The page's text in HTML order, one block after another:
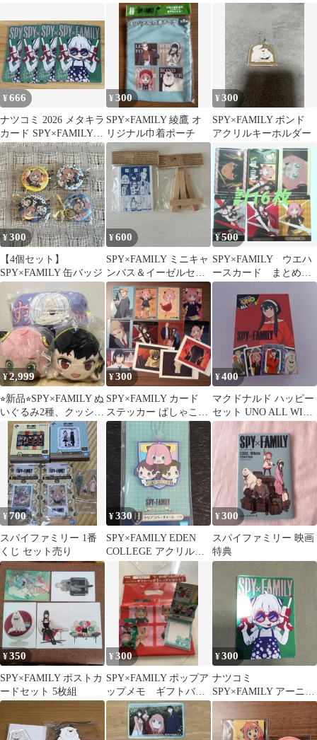
ォージャー コースター
¥666
ナツコミ 2026 メタキラ
カード SPY×FAMILY 4
枚セット
¥300
SPY×FAMILY 綾鷹 オ
リジナル巾着ポーチ
¥300
SPY×FAMILY ボンド
アクリルキーホルダー
¥300
【4個セット】
SPY×FAMILY 缶バッジ
¥600
SPY×FAMILY ミニキャ
ンバス＆イーゼルセッ
ト
¥500
SPY×FAMILY ウエハ
ースカード まとめ売
り
¥2,999
⭐︎新品⭐︎SPY×FAMILY ぬ
いぐるみ2種、クッショ
ンセット
¥300
SPY×FAMILY カード
ステッカー ぱしゃこれ
まとめ売り
¥400
マクドナルド ハッピー
セット UNO ALL WILD
スパイファミリー ヨル
¥700
スパイファミリー 1番
くじ セット売り
¥330
SPY×FAMILY EDEN
COLLEGE アクリルキ
ーホルダー
¥300
スパイファミリー 映画
特典
¥350
SPY×FAMILY ポストカ
ードセット 5枚組
¥300
SPY×FAMILY ポップア
ップメモ ギフトバッ
グ アーニャキャップ3
点セット
¥300
ナツコミ
SPY×FAMILY アーニ
ャ カード